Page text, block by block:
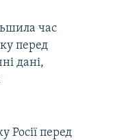
час
перед
дані,
Росії перед